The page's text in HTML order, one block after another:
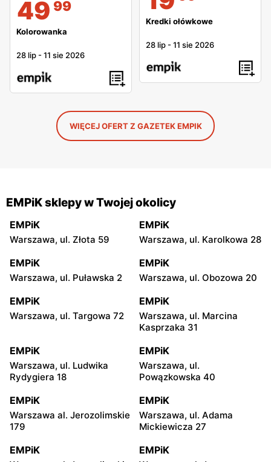
49 99
Kolorowanka
28 lip -11 sie 2026
Kredki ołówkowe
28 lip -11 sie 2026
WIĘCEJ OFERT Z GAZETEK EMPIK
EMPiK sklepy w Twojej okolicy
EMPiK
Warszawa, ul. Złota 59
EMPiK
Warszawa, ul. Karolkowa 28
EMPiK
Warszawa, ul. Puławska 2
EMPiK
Warszawa, ul. Obozowa 20
EMPiK
Warszawa, ul. Targowa 72
EMPiK
Warszawa, ul. Marcina
Kasprzaka 31
EMPiK
Warszawa, ul. Ludwika
Rydygiera 18
EMPiK
Warszawa, ul.
Powązkowska 40
EMPiK
Warszawa al. Jerozolimskie
179
EMPiK
Warszawa, ul. Adama
Mickiewicza 27
EMPiK EMPiK